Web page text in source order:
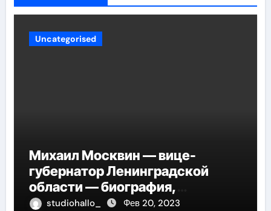
Uncategorised
Михаил Москвин — вице-
губернатор Ленинградской
области — биография,
достижения и вклад в развитие
studiohallo_ Фев 20, 2023